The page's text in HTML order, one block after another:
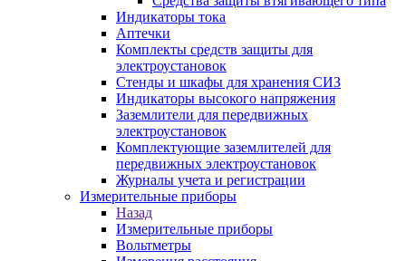
Индикаторы тока
Аптечки
Комплекты средств защиты для
электроустановок
Стенды и шкафы для хранения СИЗ
Индикаторы высокого напряжения
Заземлители для передвижных
электроустановок
Комплектующие заземлителей для
передвижных электроустановок
Журналы учета и регистрации
Измерительные приборы
Назад
Измерительные приборы
Вольтметры